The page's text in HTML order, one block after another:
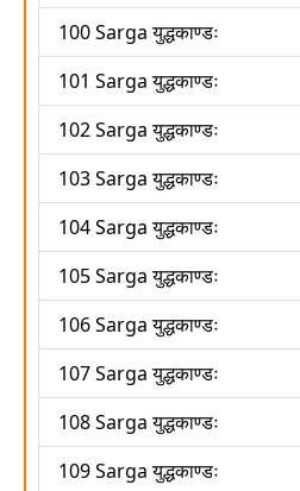
100 Sarga युद्धकाण्डः
101 Sarga युद्धकाण्डः
102 Sarga युद्धकाण्डः
103 Sarga युद्धकाण्डः
104 Sarga युद्धकाण्डः
105 Sarga युद्धकाण्डः
106 Sarga युद्धकाण्डः
107 Sarga युद्धकाण्डः
108 Sarga युद्धकाण्डः
109 Sarga युद्धकाण्डः